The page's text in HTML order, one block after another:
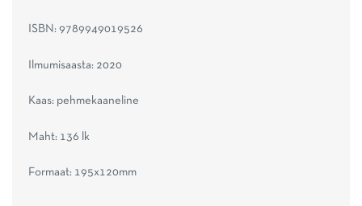
ISBN: 9789949019526
Ilmumisaasta: 2020
Kaas: pehmekaaneline
Maht: 136 lk
Formaat: 195x120mm